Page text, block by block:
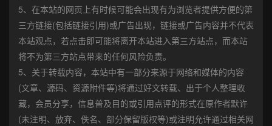
5、在本站的网页上有时候可能会出现有为浏览者提供方便的第
三方链接(包括链接引用)或广告出现，链接或广告内容并不代表
本站观点，若点击即可能将离开本站进入第三方站点，而本站
将不为第三方站点带来的任何风险负责。
5、关于转载内容，本站中有一部分来源于网络和媒体的内容
(文章、源码、资源附件等)将通过好文转载、出于个人整理收
藏，会员分享，信息普及目的或引用点评的形式在原作者默许
(未注明、放弃、佚名、部分保留版权等)或注明允许通过相关网